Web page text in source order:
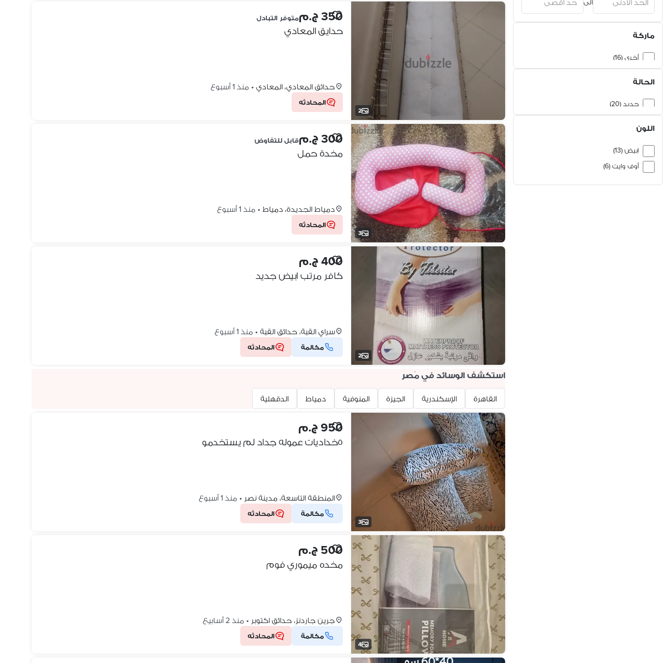
الى
ماركة
أخرى (16)
الحالة
جديد (20)
اللون
ابيض (13)
أوف وايت (6)
2
350 ج.م متوفر التبادل
حدايق المعادي
حدائق المعادي، المعادي • منذ 1 أسبوع
المحادثه
3
300 ج.م قابل للتفاوض
مخدة حمل
دمياط الجديدة، دمياط • منذ 1 أسبوع
المحادثه
2
400 ج.م
كافر مرتب ابيض جديد
سراي القبة، حدائق القبة • منذ 1 أسبوع
مكالمة المحادثه
استكشف الوسائد في مَصر
القاهرة الإسكندرية الجيزة المنوفية دمياط الدقهلية
3
950 ج.م
٥خداديات عموله جداد لم يستخدمو
المنطقة التاسعة، مدينة نصر • منذ 1 أسبوع
مكالمة المحادثه
4
500 ج.م
مخده ميموري فوم
جرين جاردنز، حدائق اكتوبر • منذ 2 أسابيع
مكالمة المحادثه